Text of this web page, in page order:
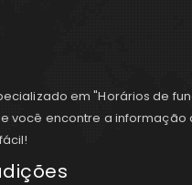
em "Horários de
você encontre a informação